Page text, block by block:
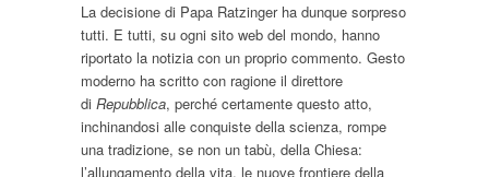
La decisione di Papa Ratzinger ha dunque sorpreso
tutti. E tutti, su ogni sito web del mondo, hanno
riportato la notizia con un proprio commento. Gesto
moderno ha scritto con ragione il direttore
di Repubblica, perché certamente questo atto,
inchinandosi alle conquiste della scienza, rompe
una tradizione, se non un tabù, della Chiesa:
l’allungamento della vita, le nuove frontiere della